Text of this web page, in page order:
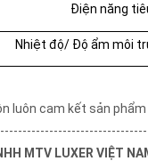
Điện năng
Nhiệt độ/ Độ ẩm môi
luôn cam kết sản
MTV LUXER VIỆT